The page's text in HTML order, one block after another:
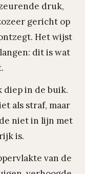
druk,
gericht op
Het wijst
dit is wat
diep in de buik.
als straf, maar
niet in lijn met
is.
van de